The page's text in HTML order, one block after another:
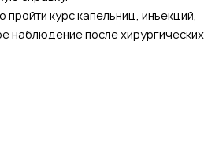
курс капельниц, инъекций,
наблюдение после хирургических